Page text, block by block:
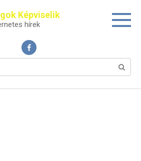
Képviselik
hírek